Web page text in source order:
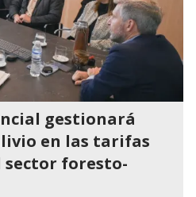
gestionará
en las tarifas
sector foresto-